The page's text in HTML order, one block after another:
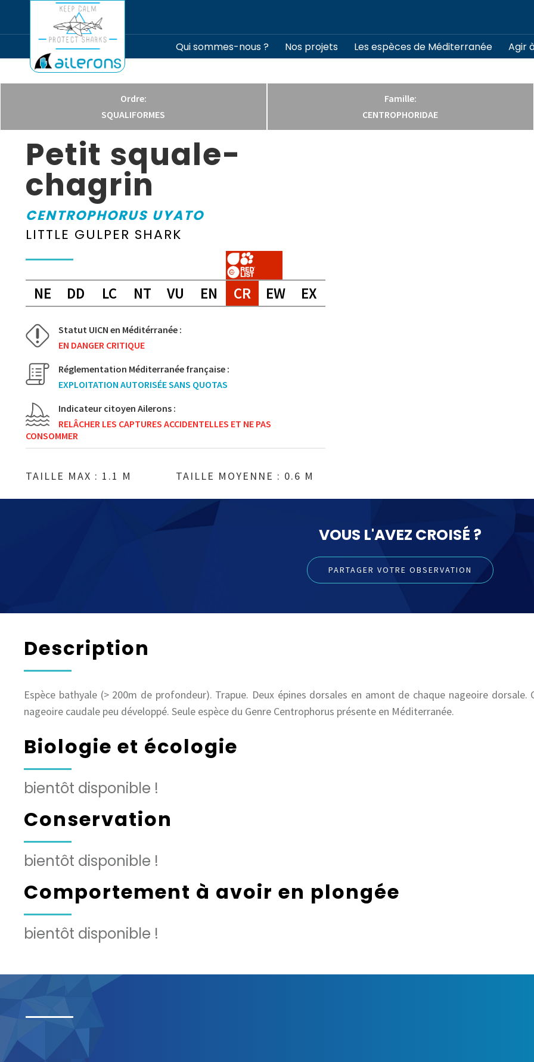
Qui sommes-nous ? Nos projets Les espèces de Méditerranée Agir
Ordre:
SQUALIFORMES
Famille:
CENTROPHORIDAE
Petit squale-
chagrin
CENTROPHORUS UYATO
LITTLE GULPER SHARK
NE DD LC NT VU EN CR EW EX
Statut UICN en Méditérranée :
EN DANGER CRITIQUE
Réglementation Méditerranée française :
EXPLOITATION AUTORISÉE SANS QUOTAS
Indicateur citoyen Ailerons :
RELÂCHER LES CAPTURES ACCIDENTELLES ET NE PAS
CONSOMMER
TAILLE MAX : 1.1 M TAILLE MOYENNE : 0.6 M
VOUS L'AVEZ CROISÉ ?
PARTAGER VOTRE OBSERVATION
Description
Espèce bathyale (> 200m de profondeur). Trapue. Deux épines dorsales en amont de chaque nageoire
nageoire caudale peu développé. Seule espèce du Genre Centrophorus présente en Méditerranée.
Biologie et écologie
bientôt disponible !
Conservation
bientôt disponible !
Comportement à avoir en plongée
bientôt disponible !